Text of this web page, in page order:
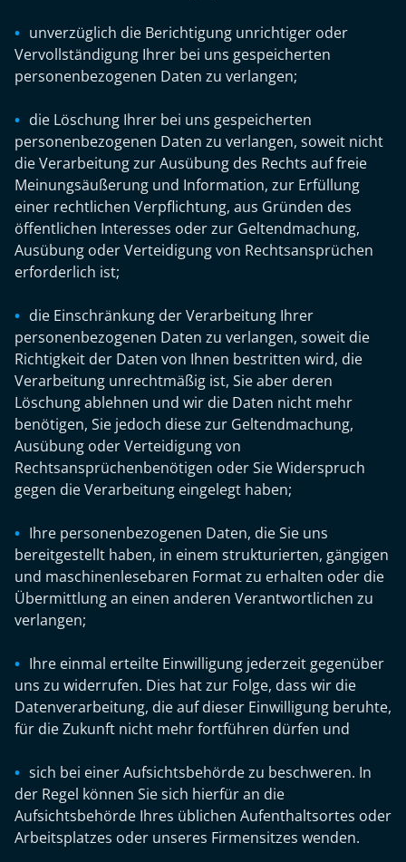
unverzüglich die Berichtigung unrichtiger oder
Vervollständigung Ihrer bei uns gespeicherten
personenbezogenen Daten zu verlangen;
die Löschung Ihrer bei uns gespeicherten
personenbezogenen Daten zu verlangen, soweit nicht
die Verarbeitung zur Ausübung des Rechts auf freie
Meinungsäußerung und Information, zur Erfüllung
einer rechtlichen Verpflichtung, aus Gründen des
öffentlichen Interesses oder zur Geltendmachung,
Ausübung oder Verteidigung von Rechtsansprüchen
erforderlich ist;
die Einschränkung der Verarbeitung Ihrer
personenbezogenen Daten zu verlangen, soweit die
Richtigkeit der Daten von Ihnen bestritten wird, die
Verarbeitung unrechtmäßig ist, Sie aber deren
Löschung ablehnen und wir die Daten nicht mehr
benötigen, Sie jedoch diese zur Geltendmachung,
Ausübung oder Verteidigung von
Rechtsansprüchenbenötigen oder Sie Widerspruch
gegen die Verarbeitung eingelegt haben;
Ihre personenbezogenen Daten, die Sie uns
bereitgestellt haben, in einem strukturierten, gängigen
und maschinenlesebaren Format zu erhalten oder die
Übermittlung an einen anderen Verantwortlichen zu
verlangen;
Ihre einmal erteilte Einwilligung jederzeit gegenüber
uns zu widerrufen. Dies hat zur Folge, dass wir die
Datenverarbeitung, die auf dieser Einwilligung beruhte,
für die Zukunft nicht mehr fortführen dürfen und
sich bei einer Aufsichtsbehörde zu beschweren. In
der Regel können Sie sich hierfür an die
Aufsichtsbehörde Ihres üblichen Aufenthaltsortes oder
Arbeitsplatzes oder unseres Firmensitzes wenden.